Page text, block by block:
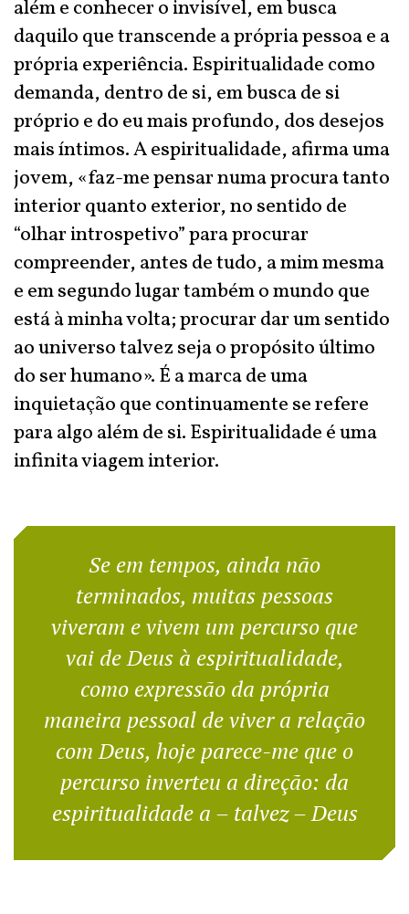
além e conhecer o invisível, em busca
daquilo que transcende a própria pessoa e a
própria experiência. Espiritualidade como
demanda, dentro de si, em busca de si
próprio e do eu mais profundo, dos desejos
mais íntimos. A espiritualidade, afirma uma
jovem, «faz-me pensar numa procura tanto
interior quanto exterior, no sentido de
“olhar introspetivo” para procurar
compreender, antes de tudo, a mim mesma
e em segundo lugar também o mundo que
está à minha volta; procurar dar um sentido
ao universo talvez seja o propósito último
do ser humano». É a marca de uma
inquietação que continuamente se refere
para algo além de si. Espiritualidade é uma
infinita viagem interior.
Se em tempos, ainda não
terminados, muitas pessoas
viveram e vivem um percurso que
vai de Deus à espiritualidade,
como expressão da própria
maneira pessoal de viver a relação
com Deus, hoje parece-me que o
percurso inverteu a direção: da
espiritualidade a – talvez – Deus